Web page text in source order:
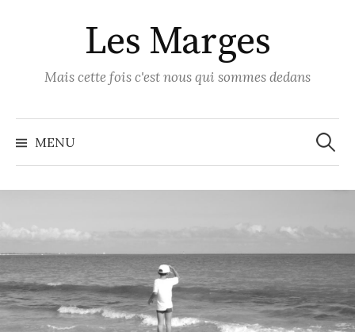
Les Marges
Mais cette fois c'est nous qui sommes dedans
MENU